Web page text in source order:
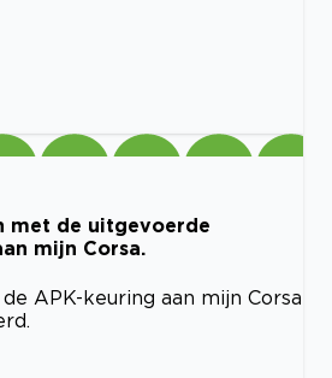
met de uitgevoerde
mijn Corsa.
APK-keuring aan mijn Corsa